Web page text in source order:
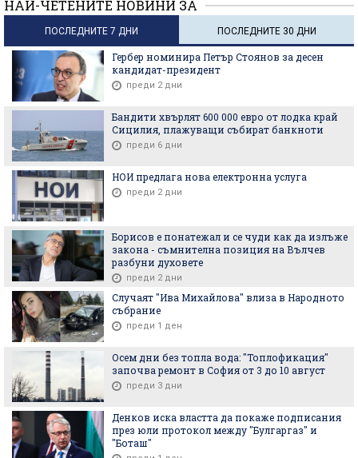
НАЙ-ЧЕТЕНИТЕ НОВИНИ ЗА
ПОСЛЕДНИТЕ 7 ДНИ ПОСЛЕДНИТЕ 30 ДНИ
Гербер номинира Петър Стоянов за десен
кандидат-президент
преди 2 дни
Бандити хвърлят 600 000 евро от лодка край
Сицилия, плажуващи събират банкноти
преди 6 дни
НОИ предлага нова електронна услуга
преди 2 дни
Борисов е понатежал и се чуди как да излъже
закона - съмнителна позиция на Вълчев
разбуни духовете
преди 2 дни
Случаят "Ива Михайлова" влиза в Народното
събрание
преди 1 ден
Осем дни без топла вода: "Топлофикация"
започва ремонт в София от 3 до 10 август
преди 3 дни
Денков иска властта да покаже подписания
през юли протокол между "Булгаргаз" и
"Боташ"